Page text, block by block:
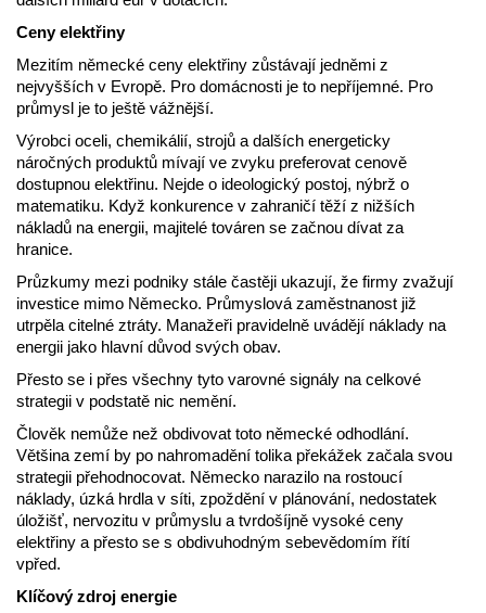
Ceny elektřiny
Mezitím německé ceny elektřiny zůstávají jedněmi z
nejvyšších v Evropě. Pro domácnosti je to nepříjemné. Pro
průmysl je to ještě vážnější.
Výrobci oceli, chemikálií, strojů a dalších energeticky
náročných produktů mívají ve zvyku preferovat cenově
dostupnou elektřinu. Nejde o ideologický postoj, nýbrž o
matematiku. Když konkurence v zahraničí těží z nižších
nákladů na energii, majitelé továren se začnou dívat za
hranice.
Průzkumy mezi podniky stále častěji ukazují, že firmy zvažují
investice mimo Německo. Průmyslová zaměstnanost již
utrpěla citelné ztráty. Manažeři pravidelně uvádějí náklady na
energii jako hlavní důvod svých obav.
Přesto se i přes všechny tyto varovné signály na celkové
strategii v podstatě nic nemění.
Člověk nemůže než obdivovat toto německé odhodlání.
Většina zemí by po nahromadění tolika překážek začala svou
strategii přehodnocovat. Německo narazilo na rostoucí
náklady, úzká hrdla v síti, zpoždění v plánování, nedostatek
úložišť, nervozitu v průmyslu a tvrdošíjně vysoké ceny
elektřiny a přesto se s obdivuhodným sebevědomím řítí
vpřed.
Klíčový zdroj energie